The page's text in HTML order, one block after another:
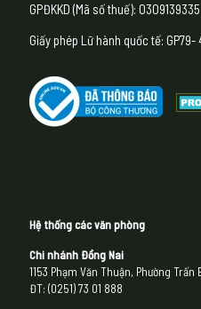
GPĐKKD (Mã số thuế):
Giấy phép Lữ hành quốc tế: GP79-
Hệ thống các văn phòng
Chi nhánh Đồng Nai
1153 Phạm Văn Thuận, Phường Trấn
ĐT: (0251) 73 01 888